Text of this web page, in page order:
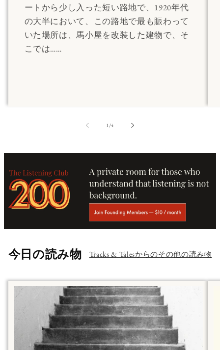
ートから少し入った短い路地で、1920年代
の大半において、この路地で最も賑わって
いた場所は、馬小屋を改装した建物で、そ
こでは……
1/の
4
今日の読み物 Tracks & Talesからのその他の読み物